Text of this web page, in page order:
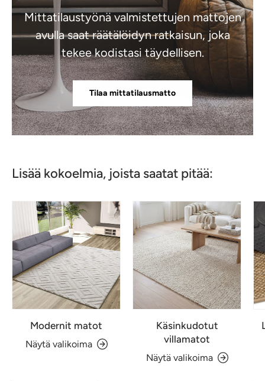
Mittatilaustyönä valmistettujen mattojen
avulla saat räätälöidyn ratkaisun, joka
tekee kodistasi täydellisen.
Tilaa mittatilausmatto
Lisää kokoelmia, joista saatat pitää:
Modernit matot
Näytä valikoima
Käsinkudotut
villamatot
Näytä valikoima